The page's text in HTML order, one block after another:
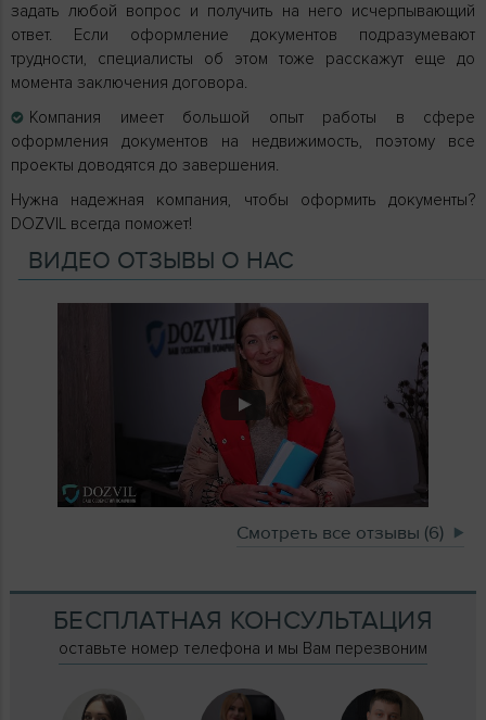
задать любой вопрос и получить на него исчерпывающий
ответ. Если оформление документов подразумевают
трудности, специалисты об этом тоже расскажут еще до
момента заключения договора.
Компания имеет большой опыт работы в сфере
оформления документов на недвижимость, поэтому все
проекты доводятся до завершения.
Нужна надежная компания, чтобы оформить документы?
DOZVIL всегда поможет!
ВИДЕО ОТЗЫВЫ О НАС
Смотреть все отзывы (6)
БЕСПЛАТНАЯ КОНСУЛЬТАЦИЯ
оставьте номер телефона и мы Вам перезвоним